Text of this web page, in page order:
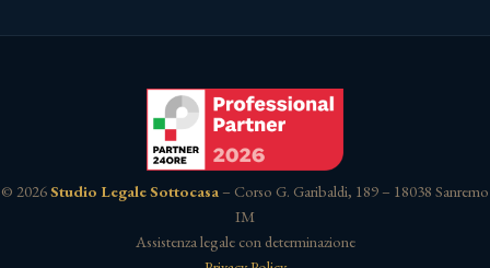
© 2026Studio Legale Sottocasa – Corso G. Garibaldi, 189 – 18038 Sanremo
IM
Assistenza legale con determinazione